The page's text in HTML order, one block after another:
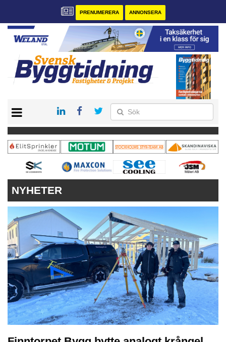
PRENUMERERA ANNONSERA
PRENUMERERA
VÅRA ANDRA MAGASIN
ANNONSERA
NYHETER